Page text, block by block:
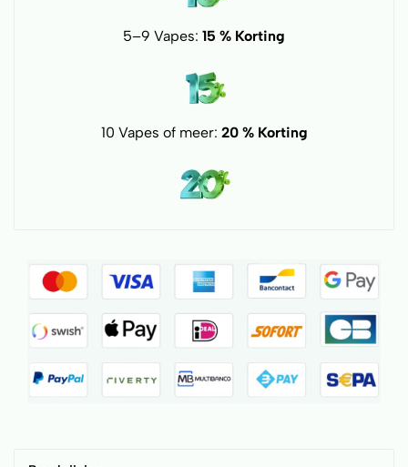
5–9 Vapes: 15 % Korting
10 Vapes of meer: 20 % Korting